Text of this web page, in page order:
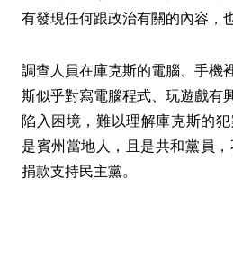
有發現任何跟政治有關的內容，
調查人員在庫克斯的電腦、手機
斯似乎對寫電腦程式、玩遊戲有
陷入困境，難以理解庫克斯的
是賓州當地人，且是共和黨員
捐款支持民主黨。